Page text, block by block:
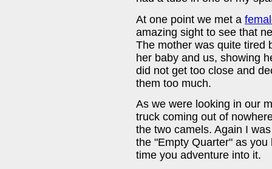
At one point we met a
amazing sight to see that
The mother was quite tired
her baby and us, showing
did not get too close and
them too much.
As we were looking in our
truck coming out of
the two camels. Again I
the "Empty Quarter" as
time you adventure into it.